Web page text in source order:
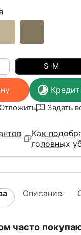
S-M
Отложить Задать
Как
головных
Описание
часто